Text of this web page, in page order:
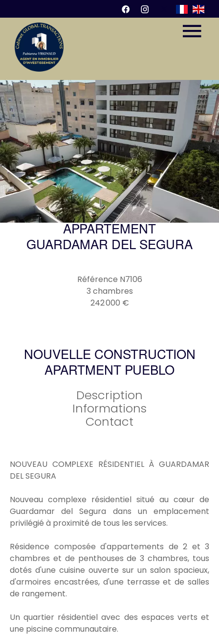
APPARTEMENT
GUARDAMAR DEL SEGURA
Référence N7106
3 chambres
242 000 €
NOUVELLE CONSTRUCTION
APARTMENT PUEBLO
Description
Informations
Contact
NOUVEAU COMPLEXE RÉSIDENTIEL À GUARDAMAR
DEL SEGURA
Nouveau complexe résidentiel situé au cœur de
Guardamar del Segura dans un emplacement
privilégié à proximité de tous les services.
Résidence composée d'appartements de 2 et 3
chambres et de penthouses de 3 chambres, tous
dotés d'une cuisine ouverte sur un salon spacieux,
d'armoires encastrées, d'une terrasse et de salles
de rangement.
Un quartier résidentiel avec des espaces verts et
une piscine communautaire.